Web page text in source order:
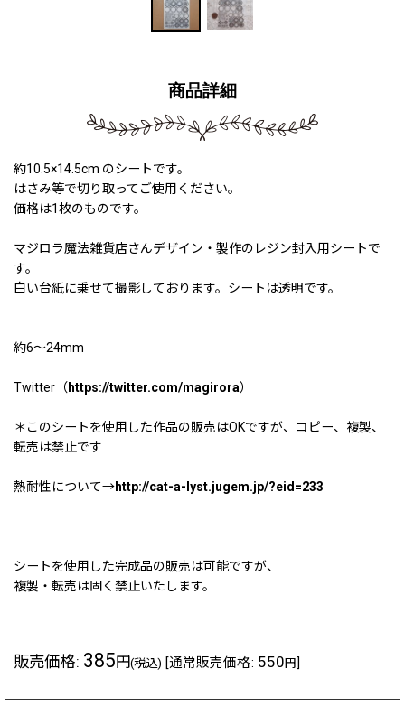
商品詳細
約10.5×14.5cm のシートです。
はさみ等で切り取ってご使用ください。
価格は1枚のものです。
マジロラ魔法雑貨店さんデザイン・製作のレジン封入用シートで
す。
白い台紙に乗せて撮影しております。シートは透明です。
約6〜24mm
Twitter（ https://twitter.com/magirora）
＊このシートを使用した作品の販売はOKですが、コピー、複製、
転売は禁止です
熱耐性について→http://cat-a-lyst.jugem.jp/?eid=233
シートを使用した完成品の販売は可能ですが、
複製・転売は固く禁止いたします。
販売価格: 385円(税込) [通常販売価格: 550 円]